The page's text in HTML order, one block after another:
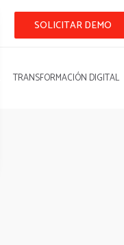
SOLICITAR DEMO
TRANSFORMACIÓN DIGITAL